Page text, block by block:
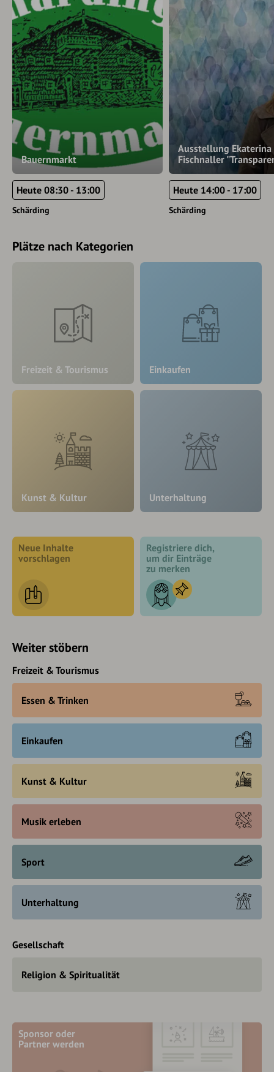
Bauernmarkt
Heute 08:30 - 13:00
Schärding
Ausstellung Ekaterina
Fischnaller
Heute 14:00 - 17:00
Schärding
Plätze nach Kategorien
Freizeit & Tourismus Einkaufen
Kunst & Kultur Unterhaltung
Neue Inhalte
vorschlagen
Registriere dich,
um dir Einträge
zu merken
Weiter stöbern
Freizeit & Tourismus
Essen & Trinken
Einkaufen
Kunst & Kultur
Musik erleben
Sport
Unterhaltung
Gesellschaft
Religion & Spiritualität
Sponsor oder
Partner werden